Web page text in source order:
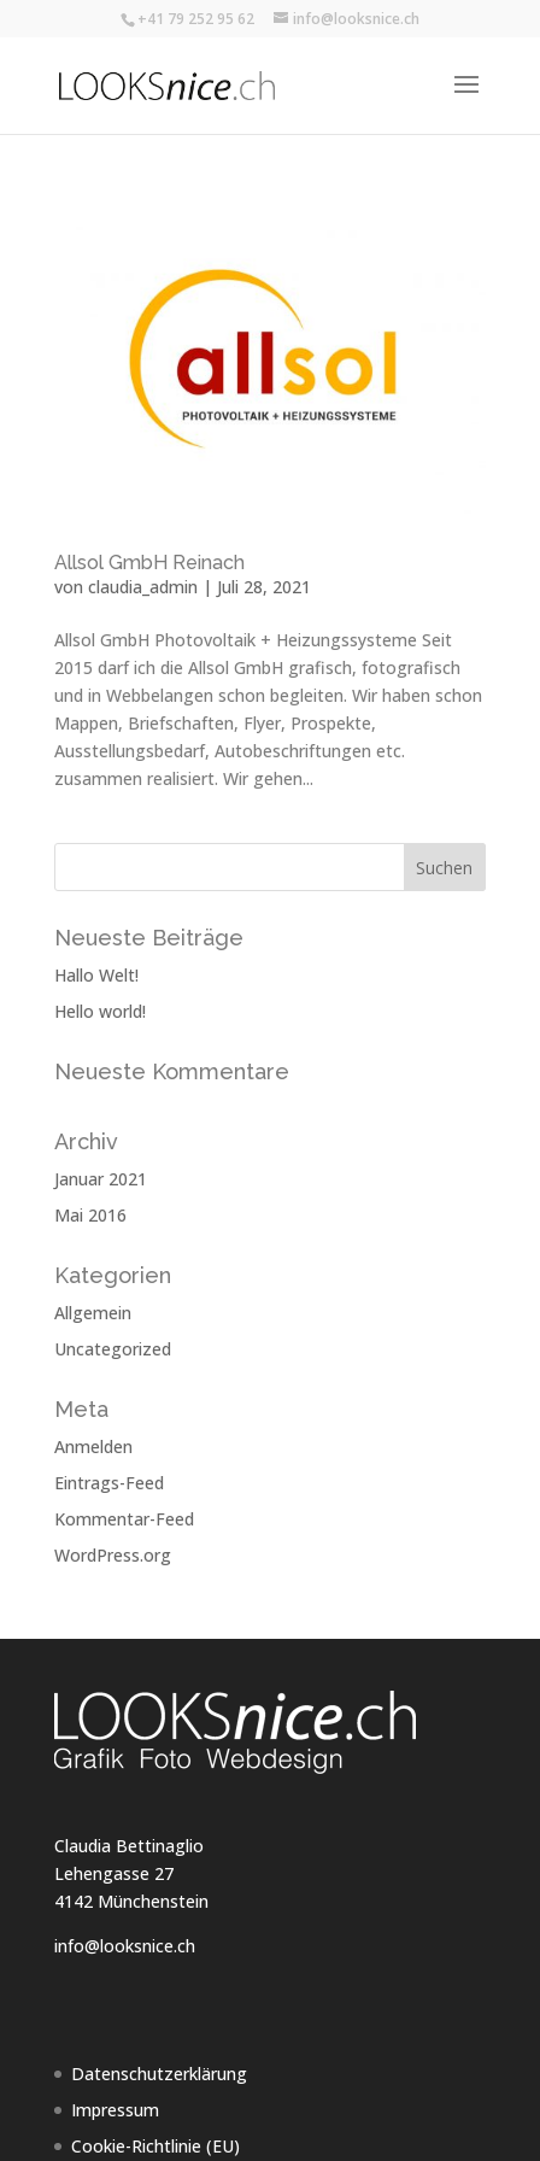
+41 79 252 95 62 info@looksnice.ch
Allsol GmbH Reinach
von claudia_admin | Juli 28, 2021
Allsol GmbH Photovoltaik + Heizungssysteme Seit
2015 darf ich die Allsol GmbH grafisch, fotografisch
und in Webbelangen schon begleiten. Wir haben schon
Mappen, Briefschaften, Flyer, Prospekte,
Ausstellungsbedarf, Autobeschriftungen etc.
zusammen realisiert. Wir gehen...
Neueste Beiträge
Hallo Welt!
Hello world!
Neueste Kommentare
Archiv
Januar 2021
Mai 2016
Kategorien
Allgemein
Uncategorized
Meta
Anmelden
Eintrags-Feed
Kommentar-Feed
WordPress.org
Claudia Bettinaglio
Lehengasse 27
4142 Münchenstein
info@looksnice.ch
Datenschutzerklärung
Impressum
Cookie-Richtlinie (EU)